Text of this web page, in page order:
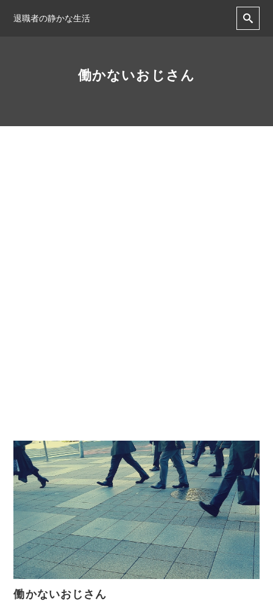
退職者の静かな生活
働かないおじさん
働かないおじさん